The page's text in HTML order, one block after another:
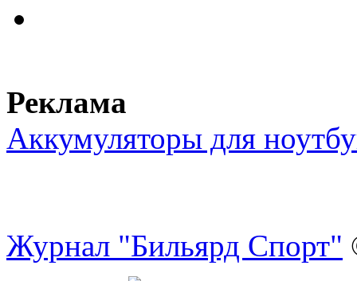
Реклама
Аккумуляторы для
Журнал "Бильярд Спорт"